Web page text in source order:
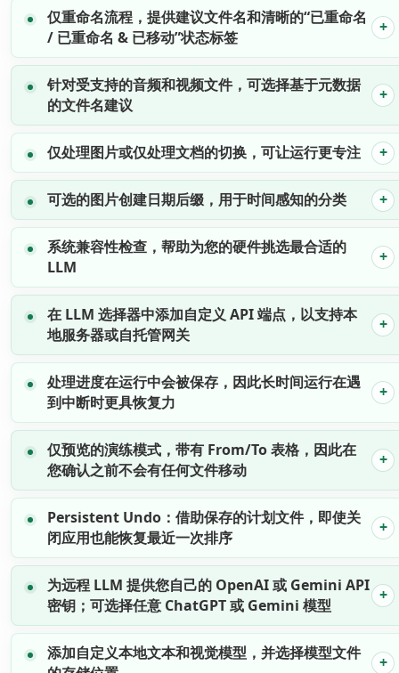
仅重命名流程，提供建议文件名和清晰的“已重命名
/ 已重命名 & 已移动”状态标签
针对受支持的音频和视频文件，可选择基于元数据
的文件名建议
仅处理图片或仅处理文档的切换，可让运行更专注
可选的图片创建日期后缀，用于时间感知的分类
系统兼容性检查，帮助为您的硬件挑选最合适的
LLM
在 LLM 选择器中添加自定义 API 端点，以支持本
地服务器或自托管网关
处理进度在运行中会被保存，因此长时间运行在遇
到中断时更具恢复力
仅预览的演练模式，带有 From/To 表格，因此在
您确认之前不会有任何文件移动
Persistent Undo：借助保存的计划文件，即使关
闭应用也能恢复最近一次排序
为远程 LLM 提供您自己的 OpenAI 或 Gemini API
密钥；可选择任意 ChatGPT 或 Gemini 模型
添加自定义本地文本和视觉模型，并选择模型文件